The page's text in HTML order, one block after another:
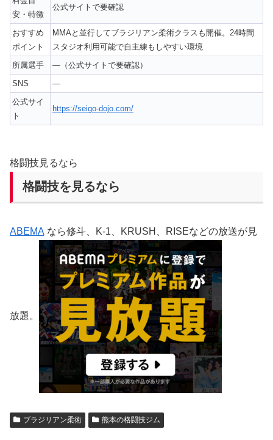
安・特徴
公式サイトで要確認
おすすめ
ポイント
MMAと並行してブラジリアン柔術クラスも開催。24時間
スタジオ利用可能で自主練もしやすい環境
所属選手
—（公式サイトで要確認）
SNS
—
公式サイ
ト
https://seigo-dojo.com/
格闘技見るなら
格闘技を見るなら
ABEMA なら修斗、K-1、KRUSH、RISEなどの放送が見
放題。
ブラジリアン柔術 熊本の格闘技ジム